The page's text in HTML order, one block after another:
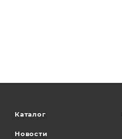
Каталог
Новости